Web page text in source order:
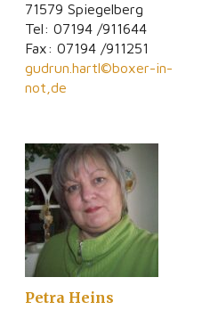
71579 Spiegelberg
Tel: 07194 /911644
Fax: 07194 /911251
gudrun.hartl©boxer-in-
not,de
Petra Heins